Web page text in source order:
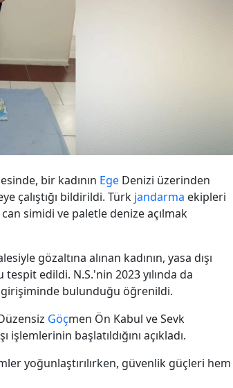
bir kadının Ege Denizi üzerinden
çalıştığı bildirildi. Türk jandarma ekipleri
simidi ve paletle denize açılmak
gözaltına alınan kadının, yasa dışı
edildi. N.S.'nin 2023 yılında da
girişiminde bulunduğu öğrenildi.
Göçmen Ön Kabul ve Sevk
başlatıldığını açıkladı.
yoğunlaştırılırken, güvenlik güçleri hem